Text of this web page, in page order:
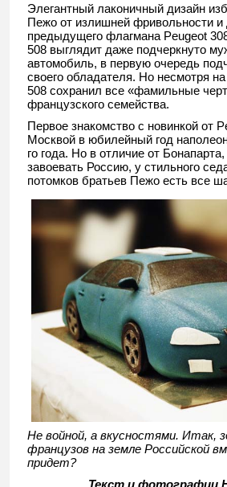
Элегантный лаконичный дизайн
Пежо от излишней фривольности и
предыдущего флагмана Peugeot
508 выглядит даже подчеркнуто
автомобиль, в первую очередь
своего обладателя. Но несмотря
508 сохранил все «фамильные
французского семейства.
Первое знакомство с новинкой от
Москвой в юбилейный год
го года. Но в отличие от
завоевать Россию, у стильного
потомков братьев Пежо есть все
Не войной, а вкусностями. Итак,
французов на земле Российской
придет?
Текст и фотографии